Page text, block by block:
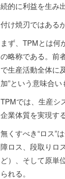
続的に利益を生み
付け焼刃ではある
まず、TPMとは何
の略称である。前
で生産活動全体に
加”という意味合い
TPMでは、生産シ
企業体質を実現する
無くすべき“ロス”
障ロス、段取りロ
ど）、そして原単
られる。